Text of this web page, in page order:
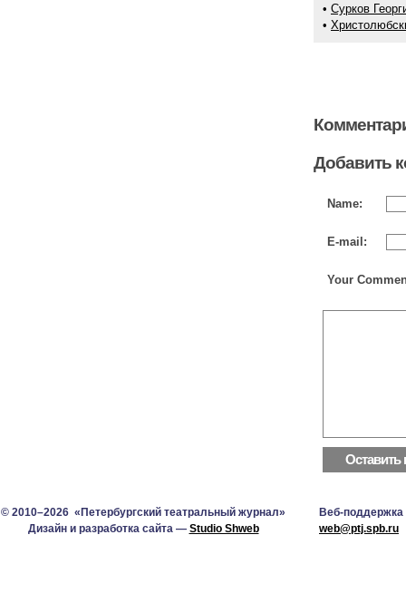
• Сурков
•
Добавить
Name:
E-mail:
Your
© 2010–2026 «Петербургский театральный журнал»
Дизайн и разработка сайта — Studio Shweb
Веб-поддержка
web@ptj.spb.ru